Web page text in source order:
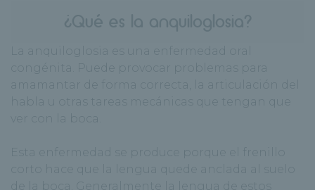
La anquiloglosia es una enfermedad oral
congénita. Puede provocar problemas para
amamantar de forma correcta, la articulación del
habla u otras tareas mecánicas que tengan que
ver con la boca.
Esta enfermedad se produce porque el frenillo
corto hace que la lengua quede anclada al suelo
de la boca. Generalmente la lengua de estos